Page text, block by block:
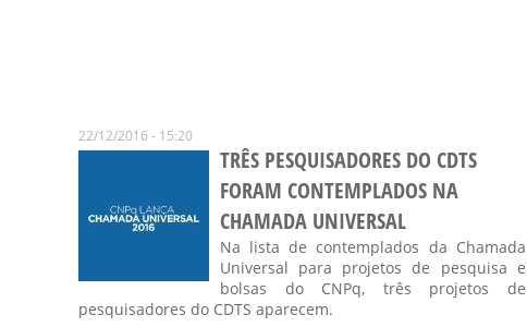
22/12/2016 - 15:20
TRÊS PESQUISADORES DO CDTS
FORAM CONTEMPLADOS NA
CHAMADA UNIVERSAL
Na lista de contemplados da Chamada
Universal para projetos de pesquisa e
bolsas do CNPq, três projetos de
pesquisadores do CDTS aparecem.